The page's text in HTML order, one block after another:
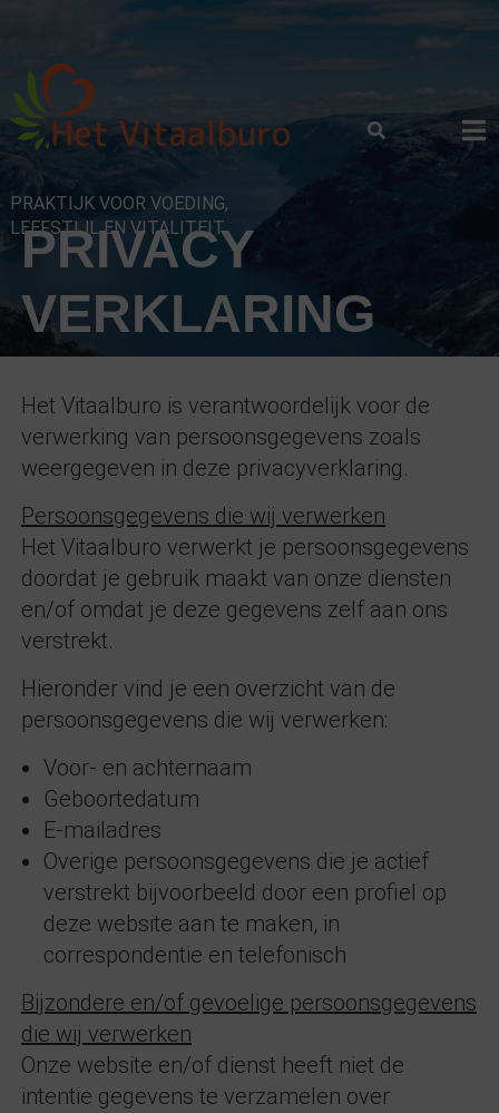
content
PRAKTIJK VOOR VOEDING,
LEEFSTIJL EN VITALITEIT
PRIVACY
VERKLARING
Het Vitaalburo is verantwoordelijk voor de
verwerking van persoonsgegevens zoals
weergegeven in deze privacyverklaring.
Persoonsgegevens die wij verwerken
Het Vitaalburo verwerkt je persoonsgegevens
doordat je gebruik maakt van onze diensten
en/of omdat je deze gegevens zelf aan ons
verstrekt.
Hieronder vind je een overzicht van de
persoonsgegevens die wij verwerken:
Voor- en achternaam
Geboortedatum
E-mailadres
Overige persoonsgegevens die je actief
verstrekt bijvoorbeeld door een profiel op
deze website aan te maken, in
correspondentie en telefonisch
Bijzondere en/of gevoelige persoonsgegevens
die wij verwerken
Onze website en/of dienst heeft niet de
intentie gegevens te verzamelen over